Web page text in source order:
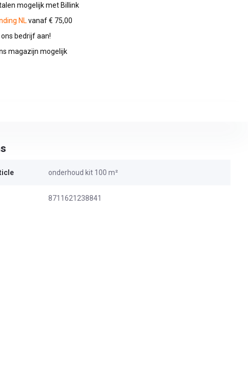
mogelijk met Billink
NL vanaf € 75,00
bedrijf aan!
magazijn mogelijk
onderhoud kit 100 m²
8711621238841